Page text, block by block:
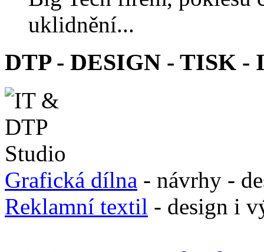
uklidnění...
DTP - DESIGN - TISK -
Grafická dílna - návrhy -
Reklamní textil - design i